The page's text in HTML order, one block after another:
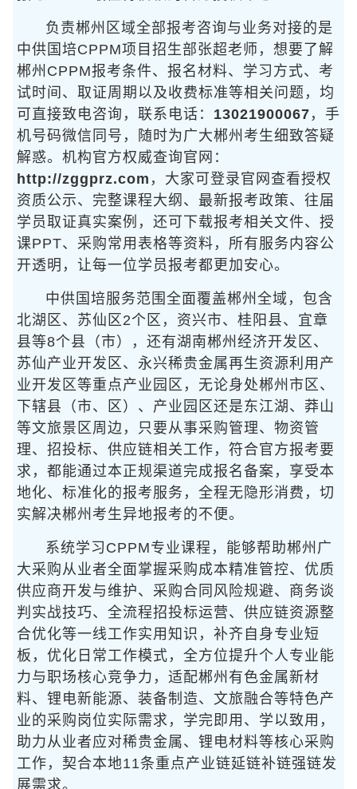
负责郴州区域全部报考咨询与业务对接的是
中供国培CPPM项目招生部张超老师，想要了解
郴州CPPM报考条件、报名材料、学习方式、考
试时间、取证周期以及收费标准等相关问题，均
可直接致电咨询，联系电话： 13021900067 ，手
机号码微信同号，随时为广大郴州考生细致答疑
解惑。机构官方权威查询官网：
http://zggprz.com ，大家可登录官网查看授权
资质公示、完整课程大纲、最新报考政策、往届
学员取证真实案例，还可下载报考相关文件、授
课PPT、采购常用表格等资料，所有服务内容公
开透明，让每一位学员报考都更加安心。
中供国培服务范围全面覆盖郴州全域，包含
北湖区、苏仙区2个区，资兴市、桂阳县、宜章
县等8个县（市），还有湖南郴州经济开发区、
苏仙产业开发区、永兴稀贵金属再生资源利用产
业开发区等重点产业园区，无论身处郴州市区、
下辖县（市、区）、产业园区还是东江湖、莽山
等文旅景区周边，只要从事采购管理、物资管
理、招投标、供应链相关工作，符合官方报考要
求，都能通过本正规渠道完成报名备案，享受本
地化、标准化的报考服务，全程无隐形消费，切
实解决郴州考生异地报考的不便。
系统学习CPPM专业课程，能够帮助郴州广
大采购从业者全面掌握采购成本精准管控、优质
供应商开发与维护、采购合同风险规避、商务谈
判实战技巧、全流程招投标运营、供应链资源整
合优化等一线工作实用知识，补齐自身专业短
板，优化日常工作模式，全方位提升个人专业能
力与职场核心竞争力，适配郴州有色金属新材
料、锂电新能源、装备制造、文旅融合等特色产
业的采购岗位实际需求，学完即用、学以致用，
助力从业者应对稀贵金属、锂电材料等核心采购
工作，契合本地11条重点产业链延链补链强链发
展需求。